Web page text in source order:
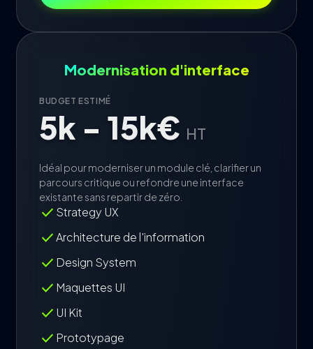
Modernisation d'interface
BUDGET ESTIMÉ
5k - 15k€ HT
Idéal pour moderniser un module clé, clarifier un
parcours critique ou refondre une interface
existante sans repartir de zéro.
check Strategy UX
checkArchitecture de l'information
check Design System
check Maquettes UI
check UI Kit
check Prototypage